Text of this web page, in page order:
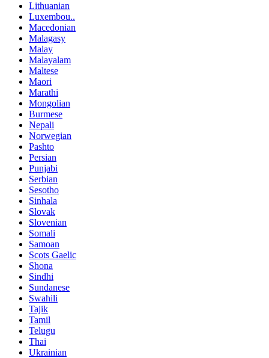
Lithuanian
Luxembou..
Macedonian
Malagasy
Malay
Malayalam
Maltese
Maori
Marathi
Mongolian
Burmese
Nepali
Norwegian
Pashto
Persian
Punjabi
Serbian
Sesotho
Sinhala
Slovak
Slovenian
Somali
Samoan
Scots Gaelic
Shona
Sindhi
Sundanese
Swahili
Tajik
Tamil
Telugu
Thai
Ukrainian